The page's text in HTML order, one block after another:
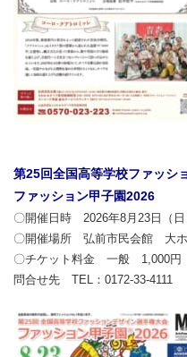
第25回全国高等学校ファッシ
ファッション甲子園2026
〇開催日時 2026年8月23日（
〇開催場所 弘前市民会館 大
〇チケット料金 一般 1,000円
問合せ先 TEL：0172-33-4111